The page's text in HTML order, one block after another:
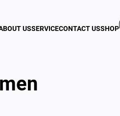
USSERVICECONTACT USSHOP